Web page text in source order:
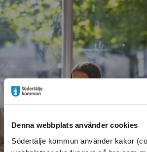
Denna webbplats använder cookies
Södertälje kommun använder kakor